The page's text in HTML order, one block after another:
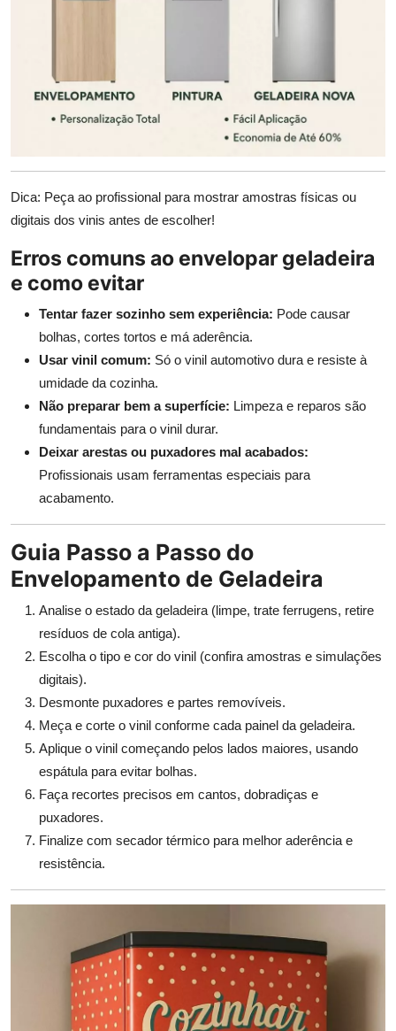
Dica: Peça ao profissional para mostrar amostras físicas ou
digitais dos vinis antes de escolher!
Erros comuns ao envelopar geladeira
e como evitar
Tentar fazer sozinho sem experiência: Pode causar
bolhas, cortes tortos e má aderência.
Usar vinil comum: Só o vinil automotivo dura e resiste à
umidade da cozinha.
Não preparar bem a superfície: Limpeza e reparos são
fundamentais para o vinil durar.
Deixar arestas ou puxadores mal acabados:
Profissionais usam ferramentas especiais para
acabamento.
Guia Passo a Passo do
Envelopamento de Geladeira
Analise o estado da geladeira (limpe, trate ferrugens, retire
resíduos de cola antiga).
Escolha o tipo e cor do vinil (confira amostras e simulações
digitais).
Desmonte puxadores e partes removíveis.
Meça e corte o vinil conforme cada painel da geladeira.
Aplique o vinil começando pelos lados maiores, usando
espátula para evitar bolhas.
Faça recortes precisos em cantos, dobradiças e
puxadores.
Finalize com secador térmico para melhor aderência e
resistência.